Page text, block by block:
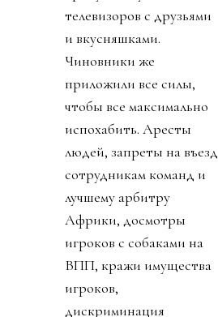
телевизоров с друзьями
и вкусняшками.
Чиновники же
приложили все силы,
чтобы все максимально
испохабить. Аресты
людей, запреты на въезд
сотрудникам команд и
лучшему арбитру
Африки, досмотры
игроков с собаками на
ВПП, кражи имущества
игроков,
дискриминация